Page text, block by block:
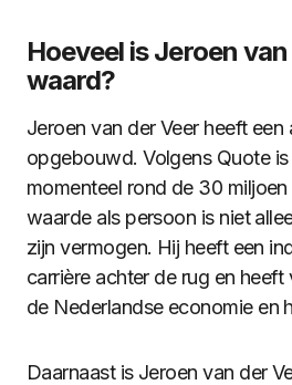
Hoeveel is Jeroen
waard?
Jeroen van der Veer heeft
opgebouwd. Volgens Quote
momenteel rond de 30
waarde als persoon is niet
zijn vermogen. Hij heeft een
carrière achter de rug en
de Nederlandse economie en
Daarnaast is Jeroen van der